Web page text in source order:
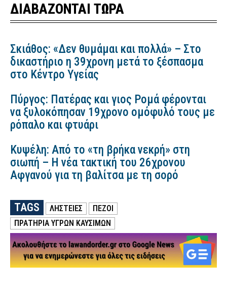
ΔΙΑΒΑΖΟΝΤΑΙ ΤΩΡΑ
Σκιάθος: «Δεν θυμάμαι και πολλά» – Στο
δικαστήριο η 39χρονη μετά το ξέσπασμα
στο Κέντρο Υγείας
Πύργος: Πατέρας και γιος Ρομά φέρονται
να ξυλοκόπησαν 19χρονο ομόφυλό τους με
ρόπαλο και φτυάρι
Κυψέλη: Από το «τη βρήκα νεκρή» στη
σιωπή – Η νέα τακτική του 26χρονου
Αφγανού για τη βαλίτσα με τη σορό
TAGS ΛΗΣΤΕΙΕΣ
ΠΕΖΟΙ
ΠΡΑΤΗΡΙΑ ΥΓΡΩΝ ΚΑΥΣΙΜΩΝ